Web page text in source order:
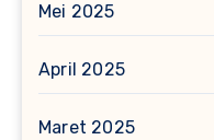
Mei 2025
April 2025
Maret 2025